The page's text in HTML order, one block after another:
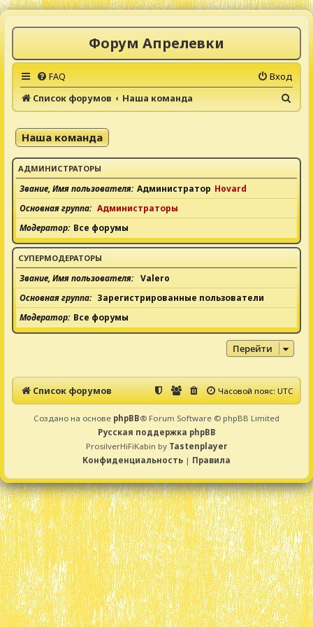
Форум Апрелевки
FAQ
Вход
Список форумов
Наша команда
о
Наша команда
АДМИНИСТРАТОРЫ
Звание, Имя пользователя Администратор Hovard
Основная группа
Администраторы
Модератор Все форумы
СУПЕРМОДЕРАТОРЫ
Звание, Имя пользователя
Valero
Основная группа
Зарегистрированные пользователи
Модератор Все форумы
Перейти
Список форумов Часовой пояс:UTC
Создано на основе phpBB® Forum Software © phpBB Limited
Русская поддержка phpBB
ProsilverHiFiKabin by Tastenplayer
Конфиденциальность | Правила